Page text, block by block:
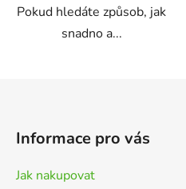
Pokud hledáte způsob, jak
snadno a...
Informace pro vás
Jak nakupovat